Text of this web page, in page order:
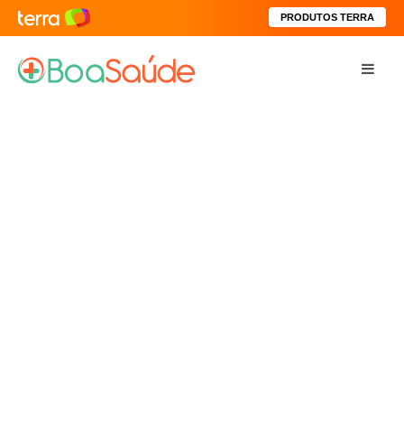
PRODUTOS TERRA